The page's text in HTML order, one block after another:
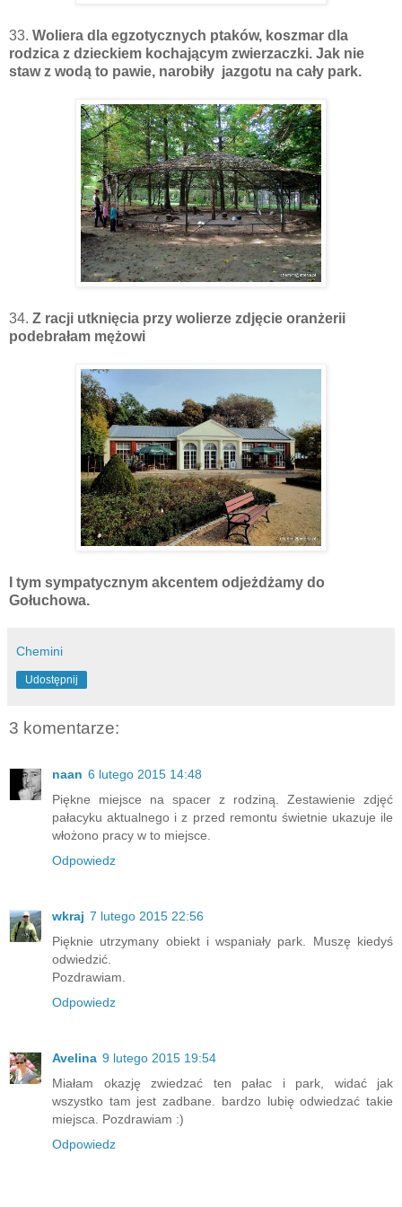
33. Woliera dla egzotycznych ptaków, koszmar dla
rodzica z dzieckiem kochającym zwierzaczki. Jak nie
staw z wodą to pawie, narobiły jazgotu na cały park.
34. Z racji utknięcia przy wolierze zdjęcie oranżerii
podebrałam mężowi
I tym sympatycznym akcentem odjeżdżamy do
Gołuchowa.
Chemini
Udostępnij
3 komentarze:
naan 6 lutego 2015 14:48
Piękne miejsce na spacer z rodziną. Zestawienie zdjęć
pałacyku aktualnego i z przed remontu świetnie ukazuje ile
włożono pracy w to miejsce.
Odpowiedz
wkraj 7 lutego 2015 22:56
Pięknie utrzymany obiekt i wspaniały park. Muszę kiedyś
odwiedzić.
Pozdrawiam.
Odpowiedz
Avelina 9 lutego 2015 19:54
Miałam okazję zwiedzać ten pałac i park, widać jak
wszystko tam jest zadbane. bardzo lubię odwiedzać takie
miejsca. Pozdrawiam :)
Odpowiedz